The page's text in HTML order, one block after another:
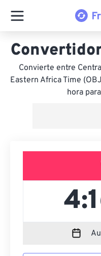
Convierte entre
Eastern Africa Time
hora